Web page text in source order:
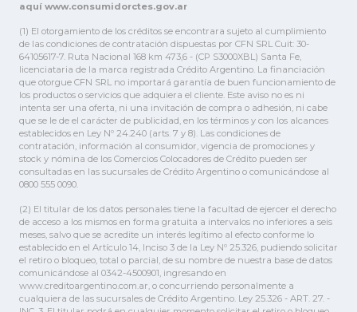
aquí www.consumidorctes.gov.ar
(1) El otorgamiento de los créditos se encontrara sujeto al cumplimiento
de las condiciones de contratación dispuestas por CFN SRL Cuit: 30-
64105617-7. Ruta Nacional 168 km 473,6 - (CP S3000XBL) Santa Fe,
licenciataria de la marca registrada Crédito Argentino. La financiación
que otorgue CFN SRL no importará garantía de buen funcionamiento de
los productos o servicios que adquiera el cliente. Este aviso no es ni
intenta ser una oferta, ni una invitación de compra o adhesión, ni cabe
que se le de el carácter de publicidad, en los términos y con los alcances
establecidos en Ley Nº 24.240 (arts. 7 y 8). Las condiciones de
contratación, información al consumidor, vigencia de promociones y
stock y nómina de los Comercios Colocadores de Crédito pueden ser
consultadas en las sucursales de Crédito Argentino o comunicándose al
0800 555 0090.
(2) El titular de los datos personales tiene la facultad de ejercer el derecho
de acceso a los mismos en forma gratuita a intervalos no inferiores a seis
meses, salvo que se acredite un interés legítimo al efecto conforme lo
establecido en el Artículo 14, Inciso 3 de la Ley Nº 25.326, pudiendo solicitar
el retiro o bloqueo, total o parcial, de su nombre de nuestra base de datos
comunicándose al 0342-4500901, ingresando en
www.creditoargentino.com.ar, o concurriendo personalmente a
cualquiera de las sucursales de Crédito Argentino. Ley 25.326 - ART. 27. -